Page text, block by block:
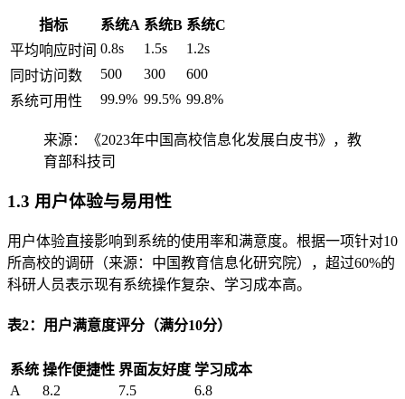
指标 系统A 系统B 系统C
平均响应时间 0.8s 1.5s
1.2s
同时访问数
500 300
600
系统可用性
99.9% 99.5% 99.8%
来源：《2023年中国高校信息化发展白皮书》，教
育部科技司
1.3 用户体验与易用性
用户体验直接影响到系统的使用率和满意度。根据一项针对10
所高校的调研（来源：中国教育信息化研究院），超过60%的
科研人员表示现有系统操作复杂、学习成本高。
表2：用户满意度评分（满分10分）
系统 操作便捷性 界面友好度 学习成本
A
8.2 7.5
6.8